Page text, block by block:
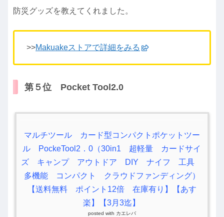
防災グッズを教えてくれました。
>>Makuakeストアで詳細をみる
第５位 Pocket Tool2.0
マルチツール カード型コンパクトポケットツー
ル PockeTool2．0（30in1 超軽量 カードサイ
ズ キャンプ アウトドア DIY ナイフ 工具
多機能 コンパクト クラウドファンディング）
【送料無料 ポイント12倍 在庫有り】【あす
楽】【3月3迄】
posted with カエレバ